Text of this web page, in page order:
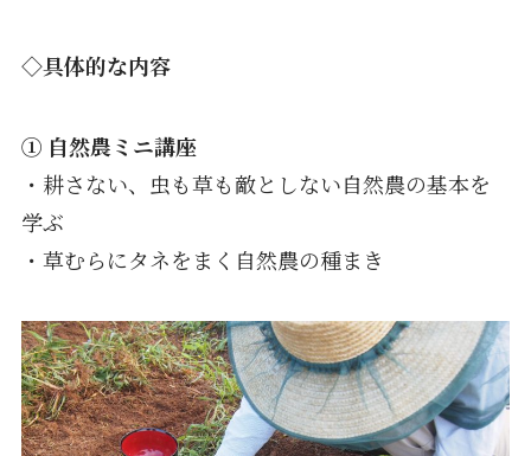
◇具体的な内容
① 自然農ミニ講座
・耕さない、虫も草も敵としない自然農の基本を
学ぶ
・草むらにタネをまく自然農の種まき